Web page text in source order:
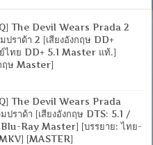
The Devil Wears Prada 2
ปราด้า 2 [เสียงอังกฤษ DD+
ไทย DD+ 5.1 Master แท้.]
ฤษ Master]
The Devil Wears Prada
ปราด้า [เสียงอังกฤษ DTS: 5.1 /
Ray Master] [บรรยาย: ไทย-
[MASTER]